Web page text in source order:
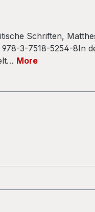
Schriften,
3-7518-5254-8In
More